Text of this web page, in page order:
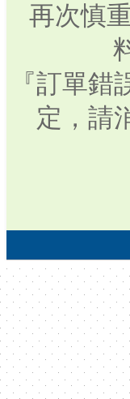
再次慎
『訂單
定，請